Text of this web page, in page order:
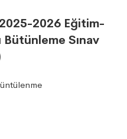
2026 Eğitim-
Bütünleme Sınav